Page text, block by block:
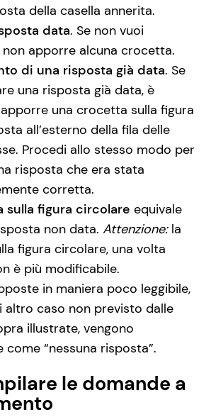
della casella annerita.
data. Se non vuoi
non apporre alcuna crocetta.
di una risposta già data. Se
una risposta già data, è
una crocetta sulla figura
all’esterno della fila delle
Procedi allo stesso modo per
risposta che era stata
corretta.
sulla figura circolare equivale
non data. Attenzione:la
figura circolare, una volta
è più modificabile.
in maniera poco leggibile,
altro caso non previsto dalle
illustrate, vengono
“nessuna risposta”.
le domande a